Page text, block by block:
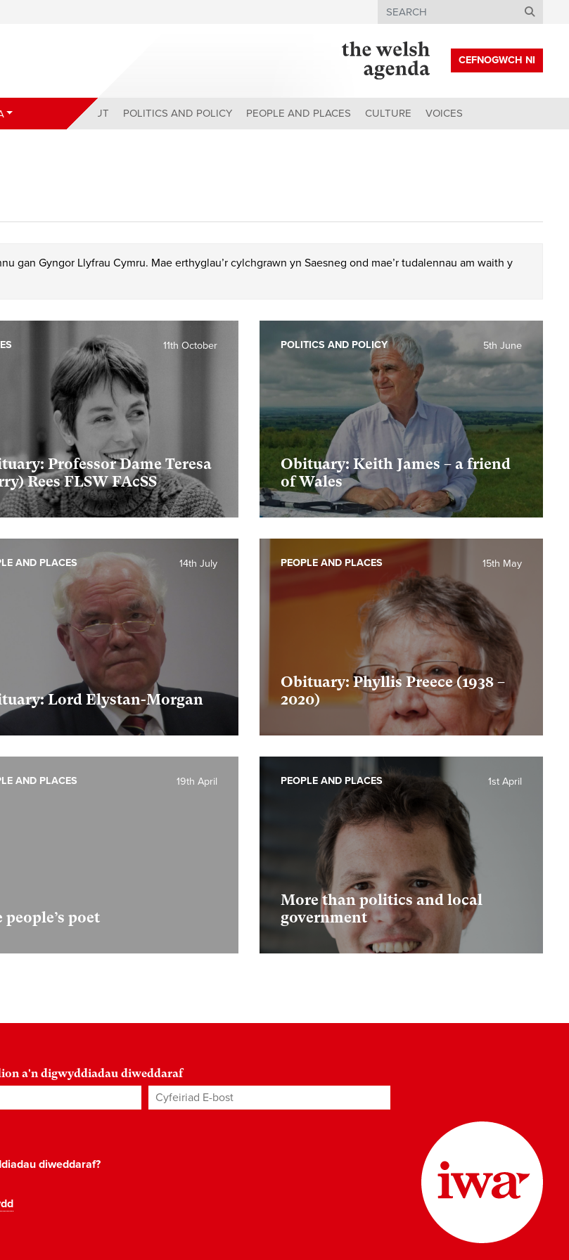
Search
CEFNOGWCH NI
ABOUT POLITICS AND POLICY PEOPLE AND PLACES CULTURE VOICES
gan Gyngor Llyfrau Cymru. Mae erthyglau’r cylchgrawn yn Saesneg ond mae’r tudalennau am waith y
Professor Dame Teresa
Rees FLSW FAcSS
11th October
Obituary: Keith James – a friend
of Wales
5th June
POLITICS AND POLICY
Lord Elystan-Morgan
14th July
AND PLACES
Obituary: Phyllis Preece (1938 –
2020)
15th May
PEOPLE AND PLACES
people’s poet
19th April
AND PLACES
More than politics and local
government
1st April
PEOPLE AND PLACES
a'n digwyddiadau diweddaraf
Cyfeiriad E-bost*
diweddaraf?